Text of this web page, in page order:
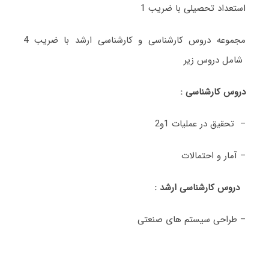
استعداد تحصیلی با ضریب 1
مجموعه دروس کارشناسی و کارشناسی ارشد با ضریب 4
شامل دروس زیر
دروس کارشناسی :
– تحقیق در عملیات 1و2
– آمار و احتمالات
دروس کارشناسی ارشد :
– طراحی سیستم های صنعتی